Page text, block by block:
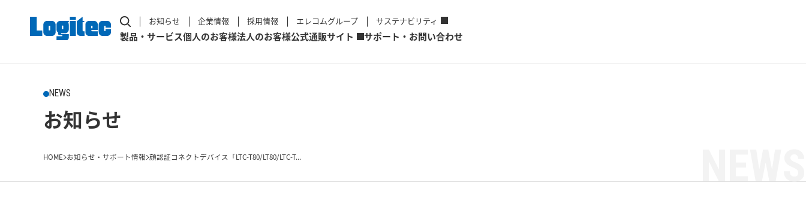
お知らせ 企業情報 採用情報 エレコムグループ サステナビリティ
製品・サービス個人のお客様法人のお客様公式通販サイト サポート・お問い合わせ
NEWS
お知らせ
HOME お知らせ・サポート情報 顔認証コネクトデバイス「LTC-T80/LT80/LTC-T...